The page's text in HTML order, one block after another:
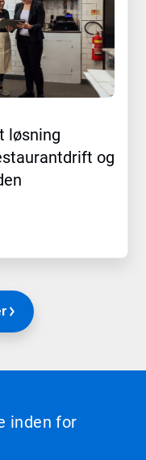
løsning
og
inden for